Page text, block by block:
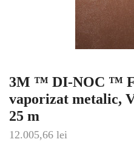
3M ™ DI-NOC ™
vaporizat metalic,
25 m
12.005,66 lei